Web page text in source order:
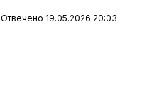
Отвечено 19.05.2026 20:03